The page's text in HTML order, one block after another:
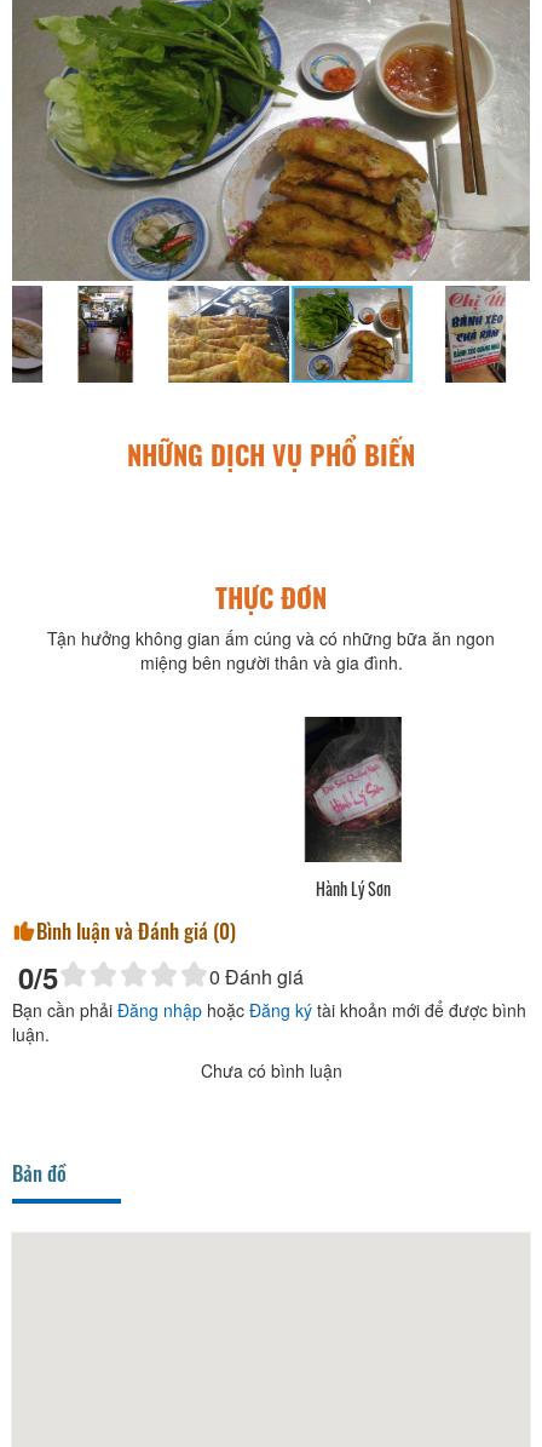
NHỮNG DỊCH VỤ PHỔ BIẾN
THỰC ĐƠN
Tận hưởng không gian ấm cúng và có những bữa ăn ngon
miệng bên người thân và gia đình.
Bình luận và Đánh giá (0)
0/5 0 Đánh giá
Bạn cần phải Đăng nhập hoặc Đăng ký tài khoản mới để được bình
luận.
Chưa có bình luận
Bản đồ